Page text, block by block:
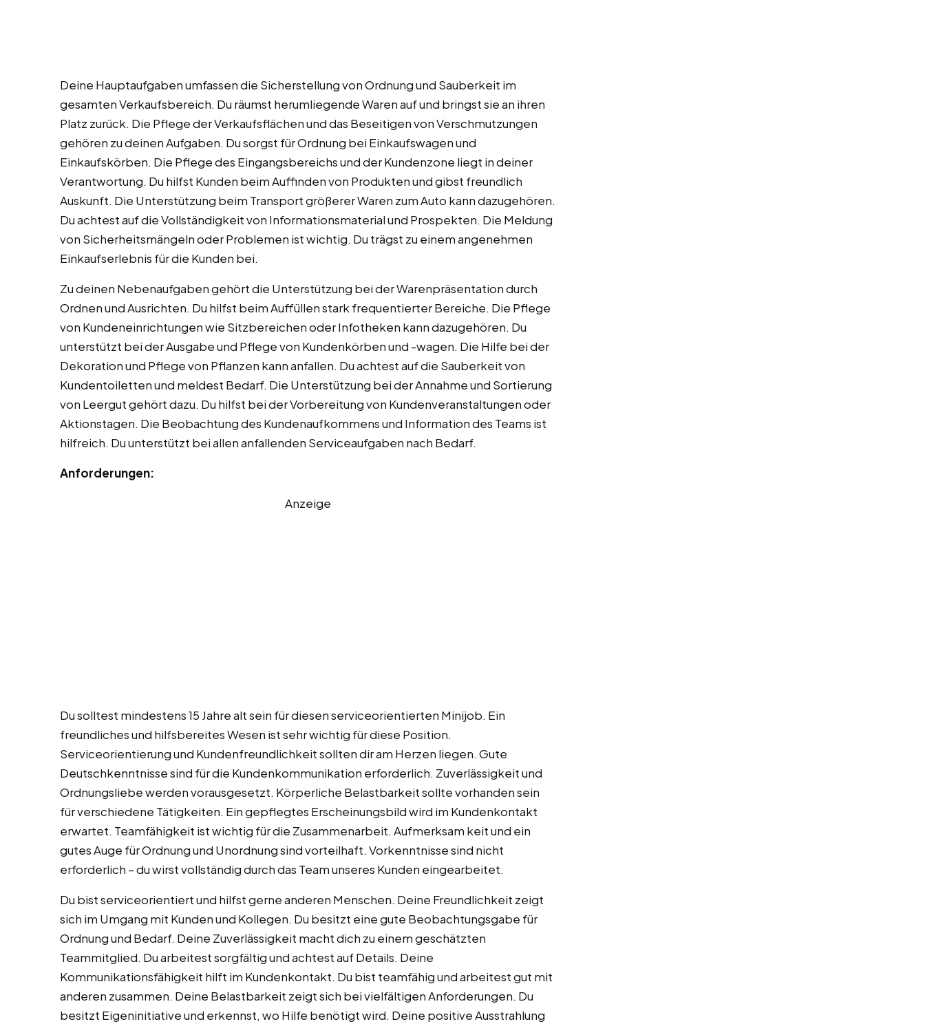
Deine Hauptaufgaben umfassen die Sicherstellung von Ordnung und Sauberkeit im
gesamten Verkaufsbereich. Du räumst herumliegende Waren auf und bringst sie an ihren
Platz zurück. Die Pflege der Verkaufsflächen und das Beseitigen von Verschmutzungen
gehören zu deinen Aufgaben. Du sorgst für Ordnung bei Einkaufswagen und
Einkaufskörben. Die Pflege des Eingangsbereichs und der Kundenzone liegt in deiner
Verantwortung. Du hilfst Kunden beim Auffinden von Produkten und gibst freundlich
Auskunft. Die Unterstützung beim Transport größerer Waren zum Auto kann dazugehören.
Du achtest auf die Vollständigkeit von Informationsmaterial und Prospekten. Die Meldung
von Sicherheitsmängeln oder Problemen ist wichtig. Du trägst zu einem angenehmen
Einkaufserlebnis für die Kunden bei.
Zu deinen Nebenaufgaben gehört die Unterstützung bei der Warenpräsentation durch
Ordnen und Ausrichten. Du hilfst beim Auffüllen stark frequentierter Bereiche. Die Pflege
von Kundeneinrichtungen wie Sitzbereichen oder Infotheken kann dazugehören. Du
unterstützt bei der Ausgabe und Pflege von Kundenkörben und -wagen. Die Hilfe bei der
Dekoration und Pflege von Pflanzen kann anfallen. Du achtest auf die Sauberkeit von
Kundentoiletten und meldest Bedarf. Die Unterstützung bei der Annahme und Sortierung
von Leergut gehört dazu. Du hilfst bei der Vorbereitung von Kundenveranstaltungen oder
Aktionstagen. Die Beobachtung des Kundenaufkommens und Information des Teams ist
hilfreich. Du unterstützt bei allen anfallenden Serviceaufgaben nach Bedarf.
Anforderungen:
Anzeige
Du solltest mindestens 15 Jahre alt sein für diesen serviceorientierten Minijob. Ein
freundliches und hilfsbereites Wesen ist sehr wichtig für diese Position.
Serviceorientierung und Kundenfreundlichkeit sollten dir am Herzen liegen. Gute
Deutschkenntnisse sind für die Kundenkommunikation erforderlich. Zuverlässigkeit und
Ordnungsliebe werden vorausgesetzt. Körperliche Belastbarkeit sollte vorhanden sein
für verschiedene Tätigkeiten. Ein gepflegtes Erscheinungsbild wird im Kundenkontakt
erwartet. Teamfähigkeit ist wichtig für die Zusammenarbeit. Aufmerksam keit und ein
gutes Auge für Ordnung und Unordnung sind vorteilhaft. Vorkenntnisse sind nicht
erforderlich – du wirst vollständig durch das Team unseres Kunden eingearbeitet.
Du bist serviceorientiert und hilfst gerne anderen Menschen. Deine Freundlichkeit zeigt
sich im Umgang mit Kunden und Kollegen. Du besitzt eine gute Beobachtungsgabe für
Ordnung und Bedarf. Deine Zuverlässigkeit macht dich zu einem geschätzten
Teammitglied. Du arbeitest sorgfältig und achtest auf Details. Deine
Kommunikationsfähigkeit hilft im Kundenkontakt. Du bist teamfähig und arbeitest gut mit
anderen zusammen. Deine Belastbarkeit zeigt sich bei vielfältigen Anforderungen. Du
besitzt Eigeninitiative und erkennst, wo Hilfe benötigt wird. Deine positive Ausstrahlung